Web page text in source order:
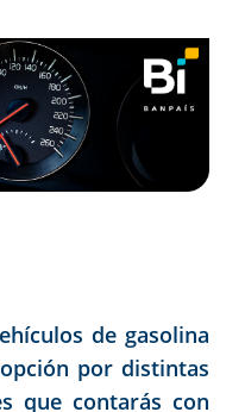
de gasolina
por distintas
que contarás con